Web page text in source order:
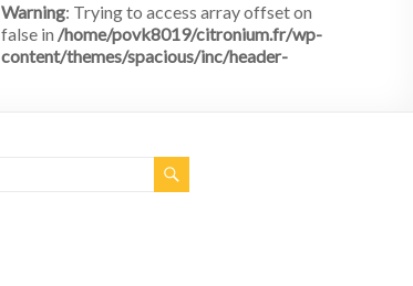
Warning: Trying to access array offset on
false in /home/povk8019/citronium.fr/wp-
content/themes/spacious/inc/header-